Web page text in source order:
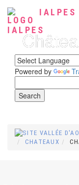
IALPES
Powered by
CHATEAUX